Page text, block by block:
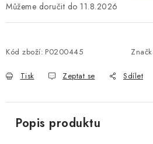
11.8.2026
Kód zboží: P0200445
Tisk Zeptat se Sdílet
Popis produktu